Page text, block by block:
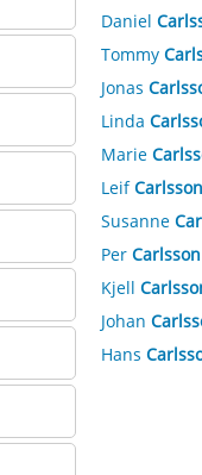
Daniel
Tommy
Jonas
Linda
Marie
LeifCarlsson
Susanne
Per Carlsson
Kjell
Johan
Hans